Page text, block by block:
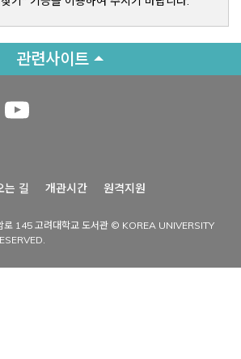
관련사이트
는 길 개관시간 원격지원
로 145 고려대학교 도서관 © KOREA UNIVERSITY
new window
Opens a new window